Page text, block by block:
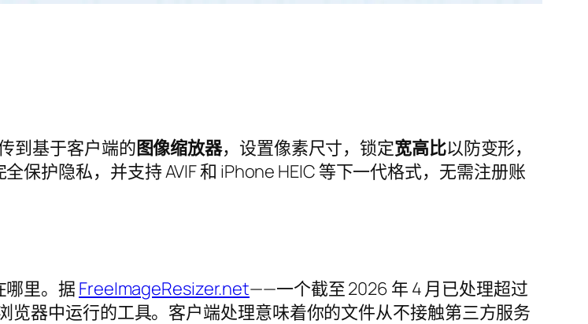
到基于客户端的图像缩放器，设置像素尺寸，锁定宽高比以防变形，
保护隐私，并支持 AVIF 和 iPhone HEIC 等下一代格式，无需注册账
哪里。据 FreeImageResizer.net——一个截至 2026 年 4 月已处理超过
器中运行的工具。客户端处理意味着你的文件从不接触第三方服务